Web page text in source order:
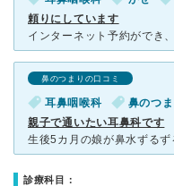
頼りにしています
鼻のつまりの口コミ
耳鼻咽喉科 鼻のつま
親子で通いたい耳鼻科です
診療科目：